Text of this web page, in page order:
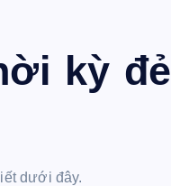
kỳ đẻ
dưới đây.